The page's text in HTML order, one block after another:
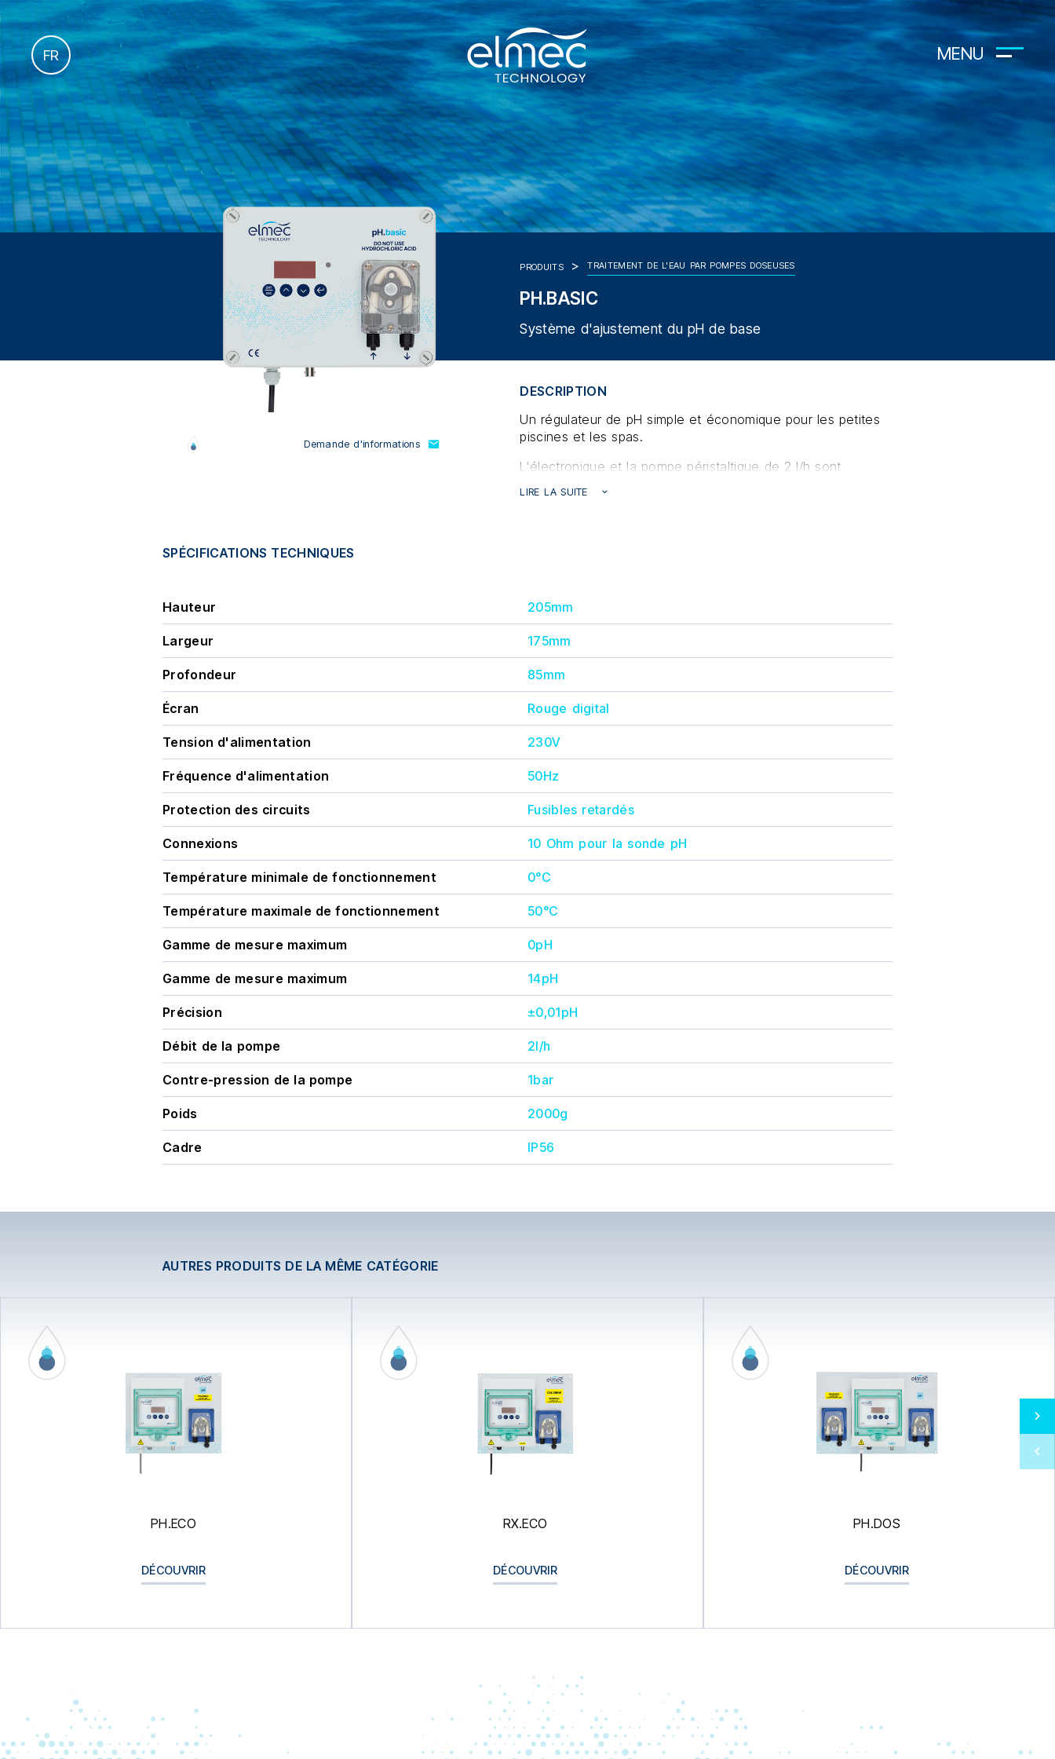
FR
es
it
MENU
PRODUITS TRAITEMENT DE L'EAU PAR POMPES DOSEUSES
PH.BASIC
Système d'ajustement du pH de base
DESCRIPTION
Un régulateur de pH simple et économique pour les petites
piscines et les spas.
L'électronique et la pompe péristaltique de 2 l/h sont
bonne étanchéité. L'affichage numérique intègre une
Panneau de contrôle électronique avec pompe
péristaltique autorégulatrice
Sonde pH avec câble de 5 m
Tuyau d'aspiration/refoulement de 5 m.
Kit de montage et kit de fusibles de rechange
Veuillez noter que le matériel est couvert par une garantie
de 2 ans, hors sondes, valable uniquement en cas
d'installation et de mise en service par un professionnel
agréé.
LIRE LA SUITE
Demande d'informations
SPÉCIFICATIONS TECHNIQUES
Hauteur 205mm
Largeur 175mm
Profondeur 85mm
Écran Rouge digital
Tension d'alimentation 230V
Fréquence d'alimentation 50Hz
Protection des circuits Fusibles retardés
Connexions 10 Ohm pour la sonde pH
Température minimale de fonctionnement 0°C
Température maximale de fonctionnement 50°C
Gamme de mesure maximum 0pH
Gamme de mesure maximum 14pH
Précision ±0,01pH
Débit de la pompe 2l/h
Contre-pression de la pompe 1bar
Poids 2000g
Cadre IP56
AUTRES PRODUITS DE LA MÊME CATÉGORIE
PH.ECO
DÉCOUVRIR
RX.ECO
DÉCOUVRIR
PH.DOS
DÉCOUVRIR